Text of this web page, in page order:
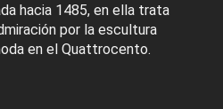
hacia 1485, en ella trata
por la escultura
en el Quattrocento.